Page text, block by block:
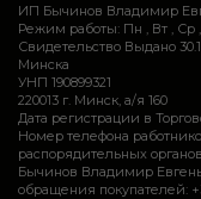
ИП Бычинов Владимир
Режим работы: Пн , Вт , Ср ,
Свидетельство Выдано
Минска
УНП 190899321
220013 г. Минск, а/я 160
Дата регистрации в
Номер телефона
распорядительных
Бычинов Владимир
обращения покупателей: